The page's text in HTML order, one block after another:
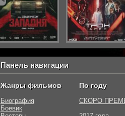
Панель навигации
Жанры фильмов
Биография
Боевик
По году
СКОРО